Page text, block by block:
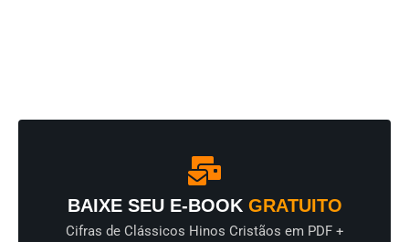
BAIXE SEU E-BOOKGRATUITO
Cifras de Clássicos Hinos Cristãos em PDF +